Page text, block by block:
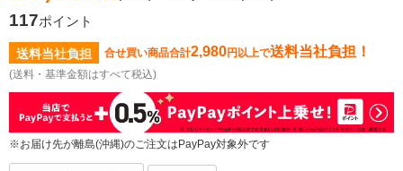
117ポイント
送料当社負担 合せ買い商品合計2,980円以上で送料当社負担！
(送料・基準金額はすべて税込)
※お届け先が離島(沖縄)のご注文はPayPay対象外です